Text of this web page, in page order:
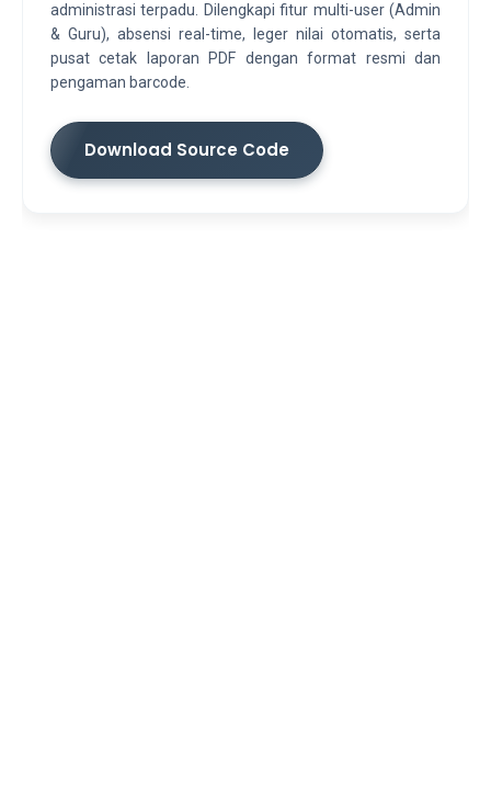
administrasi terpadu. Dilengkapi fitur multi-user (Admin
& Guru), absensi real-time, leger nilai otomatis, serta
pusat cetak laporan PDF dengan format resmi dan
pengaman barcode.
Download Source Code